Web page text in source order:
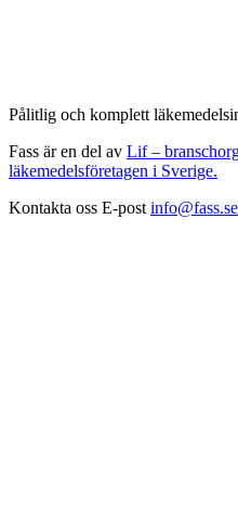
Pålitlig och komplett
Fass är en del av Lif –
läkemedelsföretagen i Sverige.
Kontakta oss E-post info@fass.se